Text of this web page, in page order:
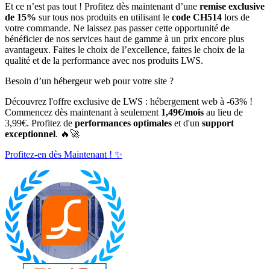
Et ce n’est pas tout ! Profitez dès maintenant d’une remise exclusive
de 15% sur tous nos produits en utilisant le code CH514 lors de
votre commande. Ne laissez pas passer cette opportunité de
bénéficier de nos services haut de gamme à un prix encore plus
avantageux. Faites le choix de l’excellence, faites le choix de la
qualité et de la performance avec nos produits LWS.
Besoin d’un hébergeur web pour votre site ?
Découvrez l'offre exclusive de LWS : hébergement web à -63% !
Commencez dès maintenant à seulement 1,49€/mois au lieu de
3,99€. Profitez de performances optimales et d'un support
exceptionnel. 🔥🚀
Profitez-en dès Maintenant ! ✨